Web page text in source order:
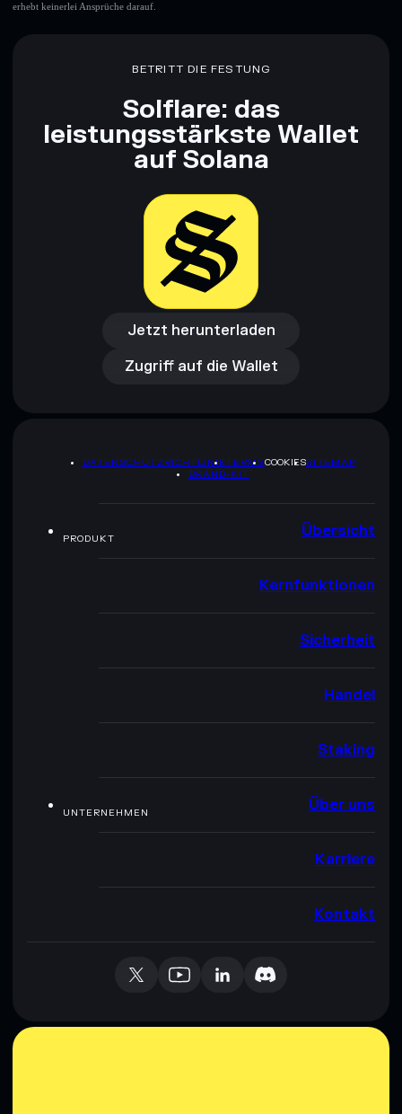
erhebt keinerlei Ansprüche darauf.
BETRITT DIE FESTUNG
Solflare: das
leistungsstärkste Wallet
auf Solana
Jetzt herunterladen
Jetzt herunterladen
Zugriff auf die Wallet
Zugriff auf die Wallet
DATENSCHUTZRICHTLINIETERMSCOOKIESSITEMAP
BRAND-KIT
PRODUKT Übersicht
Kernfunktionen
Sicherheit
Handel
Staking
UNTERNEHMEN Über uns
Karriere
Kontakt